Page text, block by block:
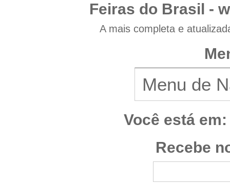
Feiras do Brasil -
A mais completa e
Você está em:
Recebe